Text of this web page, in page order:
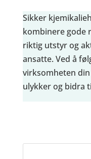
Sikker
kombinere gode
riktig utstyr og
ansatte. Ved å
virksomheten
ulykker og bidra